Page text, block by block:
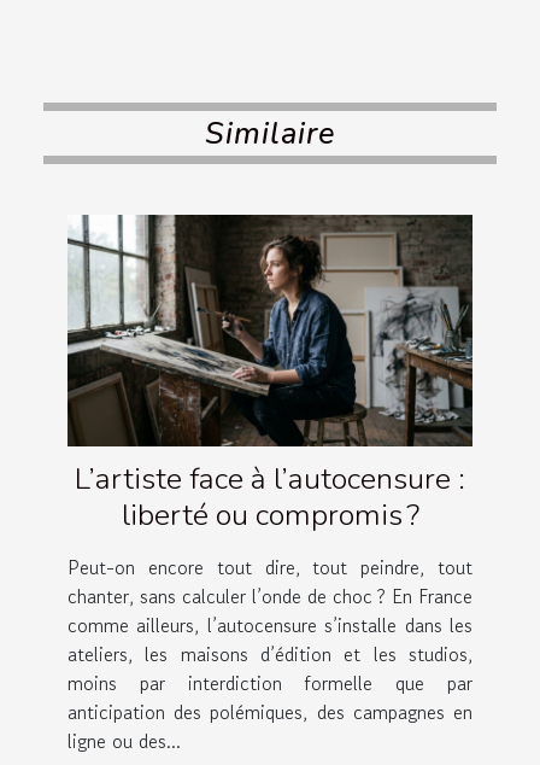
Similaire
L’artiste face à l’autocensure :
liberté ou compromis ?
Peut-on encore tout dire, tout peindre, tout
chanter, sans calculer l’onde de choc ? En France
comme ailleurs, l’autocensure s’installe dans les
ateliers, les maisons d’édition et les studios,
moins par interdiction formelle que par
anticipation des polémiques, des campagnes en
ligne ou des...